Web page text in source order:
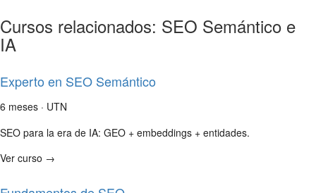
Cursos relacionados: SEO Semántico e
IA
Experto en SEO Semántico
6 meses · UTN
SEO para la era de IA: GEO + embeddings + entidades.
Ver curso →